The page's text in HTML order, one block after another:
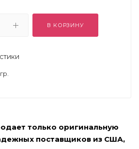
В КОРЗИНУ
только оригинальную
поставщиков из США,